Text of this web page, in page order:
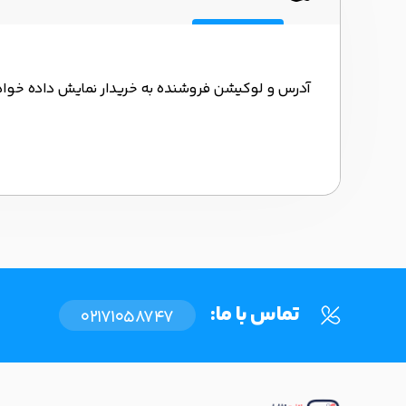
آدرس و لوکیشن فروشنده به خریدار نمایش داده
تماس با ما: 02171058747